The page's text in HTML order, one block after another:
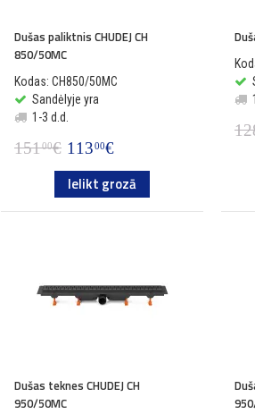
Dušas paliktnis CHUDEJ CH
850/50MC
Kodas: CH850/50MC
Sandėlyje yra
1-3 d.d.
15100€ 11300€
Ielikt grozā
Dušas teknes CHUDEJ CH
950/50MC